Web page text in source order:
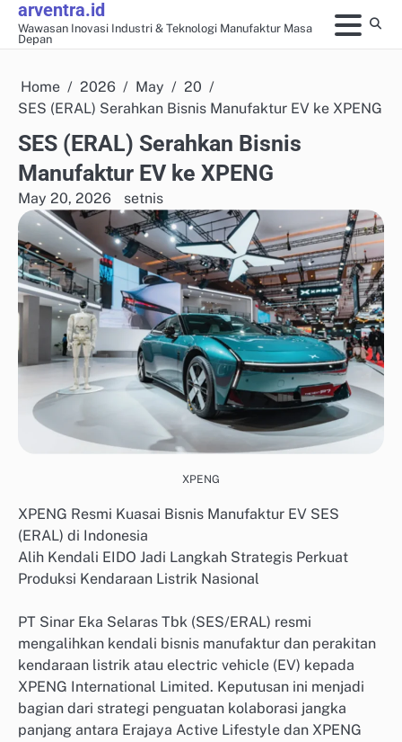
Skip
content
arventra.id
Wawasan Inovasi Industri & Teknologi Manufaktur Masa
Depan
Home 2026 May
20
SES (ERAL) Serahkan Bisnis Manufaktur EV ke XPENG
SES (ERAL) Serahkan Bisnis
Manufaktur EV ke XPENG
May 20, 2026 setnis
XPENG
XPENG Resmi Kuasai Bisnis Manufaktur EV SES
(ERAL) di Indonesia
Alih Kendali EIDO Jadi Langkah Strategis Perkuat
Produksi Kendaraan Listrik Nasional
PT Sinar Eka Selaras Tbk (SES/ERAL) resmi
mengalihkan kendali bisnis manufaktur dan perakitan
kendaraan listrik atau electric vehicle (EV) kepada
XPENG International Limited. Keputusan ini menjadi
bagian dari strategi penguatan kolaborasi jangka
panjang antara Erajaya Active Lifestyle dan XPENG